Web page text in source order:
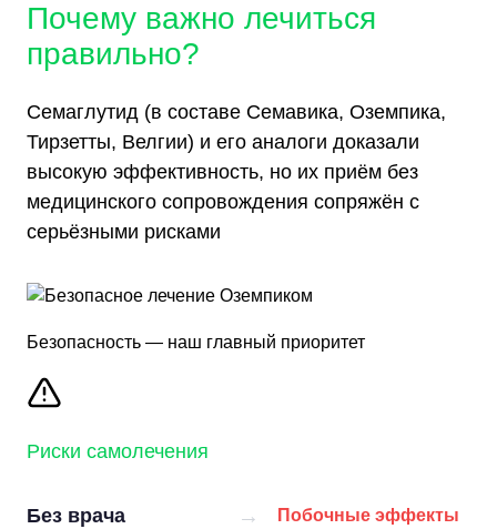
Почему важно лечиться
правильно?
Семаглутид (в составе Семавика, Оземпика,
Тирзетты, Велгии) и его аналоги доказали
высокую эффективность, но их приём без
медицинского сопровождения сопряжён с
серьёзными рисками
Безопасность — наш главный приоритет
Риски самолечения
Без врача → Побочные эффекты